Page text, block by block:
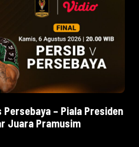
– Piala Presiden
Juara Pramusim